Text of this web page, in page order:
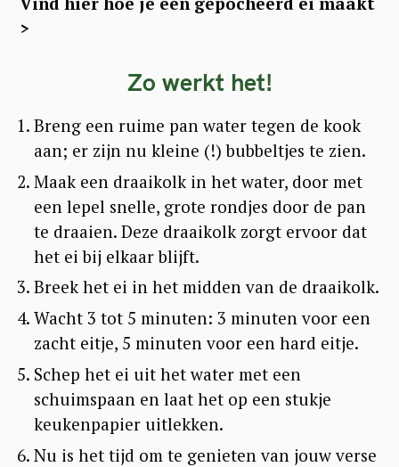
>
Zo werkt het!
Breng een ruime pan water tegen de kook
aan; er zijn nu kleine (!) bubbeltjes te zien.
Maak een draaikolk in het water, door met
een lepel snelle, grote rondjes door de pan
te draaien. Deze draaikolk zorgt ervoor dat
het ei bij elkaar blijft.
Breek het ei in het midden van de draaikolk.
Wacht 3 tot 5 minuten: 3 minuten voor een
zacht eitje, 5 minuten voor een hard eitje.
Schep het ei uit het water met een
schuimspaan en laat het op een stukje
keukenpapier uitlekken.
Nu is het tijd om te genieten van jouw verse